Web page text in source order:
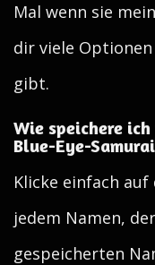
Mal wenn sie
dir viele
gibt.
Wie speichere
Blue-Eye-
Klicke einfach
jedem Namen,
gespeicherten